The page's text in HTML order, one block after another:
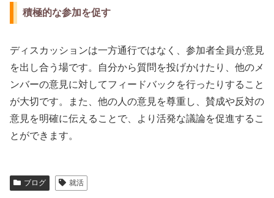
積極的な参加を促す
ディスカッションは一方通行ではなく、参加者全員が意見
を出し合う場です。自分から質問を投げかけたり、他のメ
ンバーの意見に対してフィードバックを行ったりすること
が大切です。また、他の人の意見を尊重し、賛成や反対の
意見を明確に伝えることで、より活発な議論を促進するこ
とができます。
ブログ 就活